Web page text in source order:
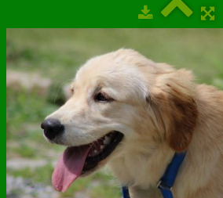
CONTACT